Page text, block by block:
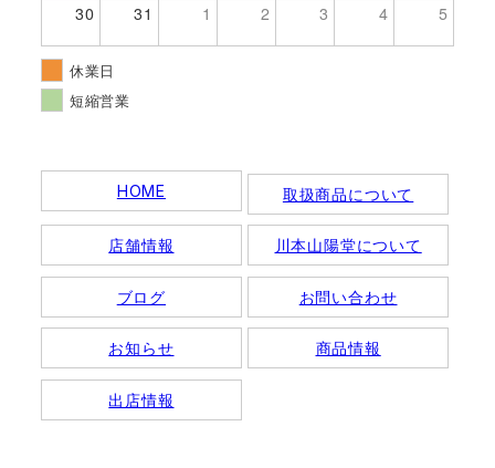
HOME 取扱商品について
店舗情報 川本山陽堂について
ブログ お問い合わせ
お知らせ 商品情報
出店情報
30 31 1 2 3 4 5
休業日
短縮営業